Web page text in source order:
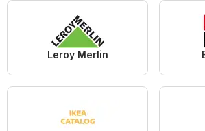
Leroy Merlin